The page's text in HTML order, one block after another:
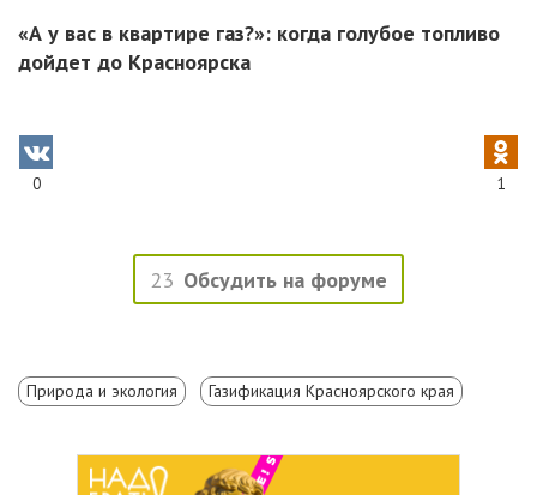
«А у вас в квартире газ?»: когда голубое топливо
дойдет до Красноярска
0 1
23 Обсудить на форуме
Природа и экология Газификация Красноярского края